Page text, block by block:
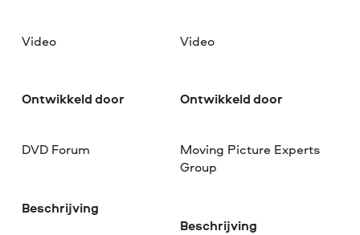
Video
Ontwikkeld door
DVD Forum
Beschrijving
Video
Ontwikkeld door
Moving Picture Experts
Group
Beschrijving